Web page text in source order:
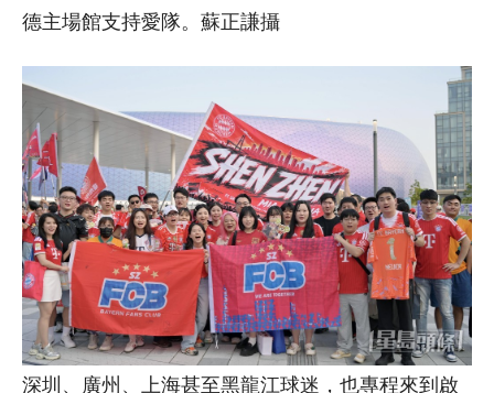
德主場館支持愛隊。蘇正謙攝
深圳、廣州、上海甚至黑龍江球迷，也專程來到啟